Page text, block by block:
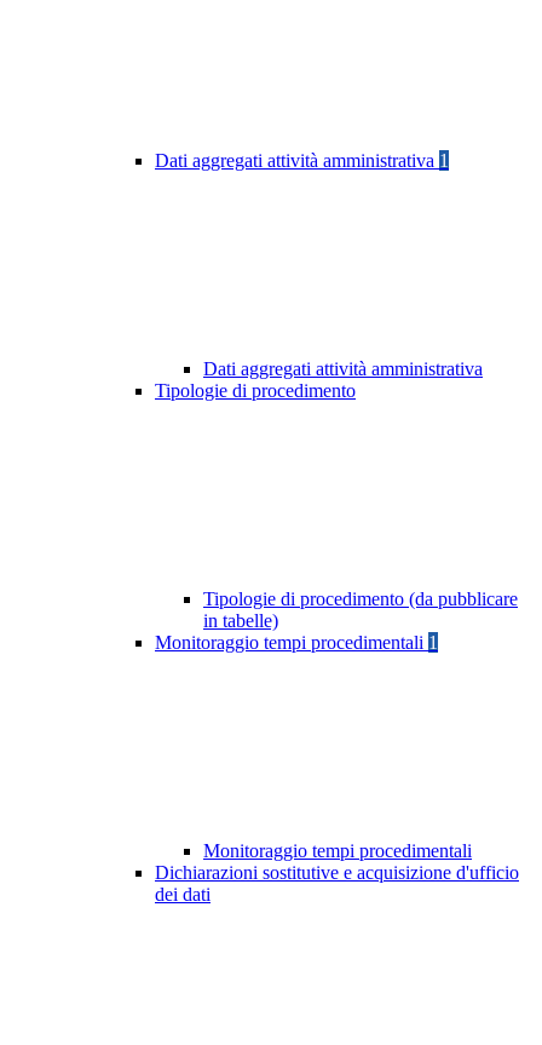
Dati aggregati attività amministrativa 1
Dati aggregati attività amministrativa
Tipologie di procedimento
Tipologie di procedimento (da pubblicare
in tabelle)
Monitoraggio tempi procedimentali 1
Monitoraggio tempi procedimentali
Dichiarazioni sostitutive e acquisizione d'ufficio
dei dati